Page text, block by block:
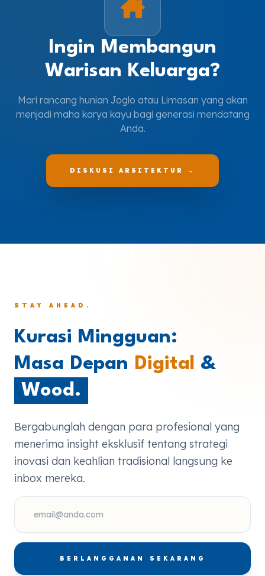
Ingin Membangun
Warisan Keluarga?
Mari rancang hunian Joglo atau Limasan yang akan
menjadi maha karya kayu bagi generasi mendatang
Anda.
DISKUSI ARSITEKTUR →
STAY AHEAD.
Kurasi Mingguan:
Masa Depan Digital &
Wood.
Bergabunglah dengan para profesional yang
menerima insight eksklusif tentang strategi
inovasi dan keahlian tradisional langsung ke
inbox mereka.
BERLANGGANAN SEKARANG